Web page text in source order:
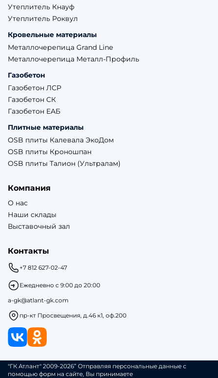
Утеплитель Кнауф
Утеплитель Роквул
Кровельные материалы
Металлочерепица Grand Line
Металлочерепица Металл-Профиль
Газобетон
Газобетон ЛСР
Газобетон СК
Газобетон ЕАБ
Плитные материалы
OSB плиты Калевала ЭкоДом
OSB плиты Кроношпан
OSB плиты Талион (Ультралам)
Компания
О нас
Наши склады
Выставочный зал
Контакты
+7 812 627-02-47
Ежедневно с 9:00 до 20:00
a-gk@atlant-gk.com
пр-кт Просвещения, д.46 к1, оф.200
"ГК Атлант" 2009-2026” Отправляя персональные данные с
помощью форм на сайте, Вы принимаете